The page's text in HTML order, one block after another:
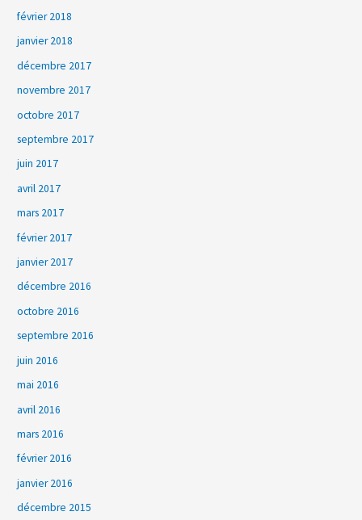
février 2018
janvier 2018
décembre 2017
novembre 2017
octobre 2017
septembre 2017
juin 2017
avril 2017
mars 2017
février 2017
janvier 2017
décembre 2016
octobre 2016
septembre 2016
juin 2016
mai 2016
avril 2016
mars 2016
février 2016
janvier 2016
décembre 2015